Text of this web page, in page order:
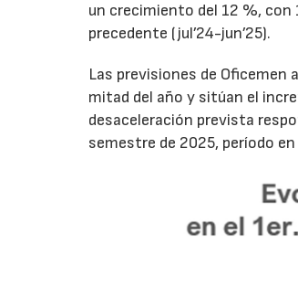
un crecimiento del 12 %, con
precedente (jul’24-jun’25).
Las previsiones de
mitad del año y sitúan el
desaceleración prevista
semestre de 2025, período